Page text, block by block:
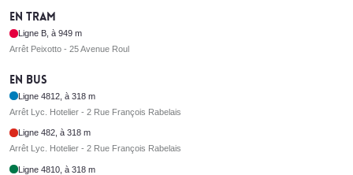
En tram
Ligne B, à 949 m
Arrêt Peixotto - 25 Avenue Roul
En bus
Ligne 4812, à 318 m
Arrêt Lyc. Hotelier - 2 Rue François Rabelais
Ligne 482, à 318 m
Arrêt Lyc. Hotelier - 2 Rue François Rabelais
Ligne 4810, à 318 m